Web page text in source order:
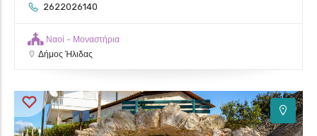
2622026140
Ναοί - Μοναστήρια
Δήμος Ήλιδας